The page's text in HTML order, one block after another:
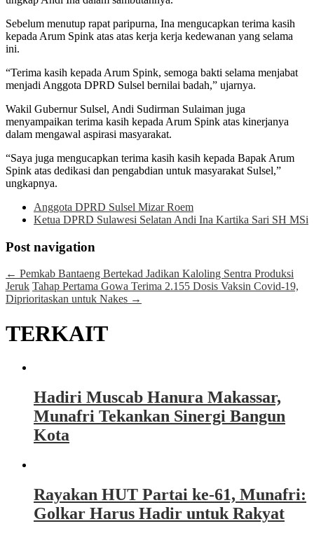
Sebelum menutup rapat paripurna, Ina mengucapkan terima kasih
kepada Arum Spink atas atas kerja kerja kedewanan yang selama
ini.
“Terima kasih kepada Arum Spink, semoga bakti selama menjabat
menjadi Anggota DPRD Sulsel bernilai badah,” ujarnya.
Wakil Gubernur Sulsel, Andi Sudirman Sulaiman juga
menyampaikan terima kasih kepada Arum Spink atas kinerjanya
dalam mengawal aspirasi masyarakat.
“Saya juga mengucapkan terima kasih kasih kepada Bapak Arum
Spink atas dedikasi dan pengabdian untuk masyarakat Sulsel,”
ungkapnya.
Anggota DPRD Sulsel Mizar Roem
Ketua DPRD Sulawesi Selatan Andi Ina Kartika Sari SH MSi
Post navigation
← Pemkab Bantaeng Bertekad Jadikan Kaloling Sentra Produksi
Jeruk Tahap Pertama Gowa Terima 2.155 Dosis Vaksin Covid-19,
Diprioritaskan untuk Nakes →
TERKAIT
Hadiri Muscab Hanura Makassar,
Munafri Tekankan Sinergi Bangun
Kota
Rayakan HUT Partai ke-61, Munafri:
Golkar Harus Hadir untuk Rakyat